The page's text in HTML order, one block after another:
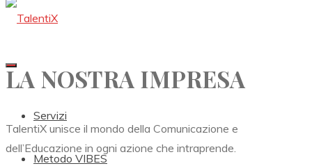
Servizi
Metodo VIBES
LA NOSTRA IMPRESA
TalentiX unisce il mondo della Comunicazione e
dell’Educazione in ogni azione che intraprende.